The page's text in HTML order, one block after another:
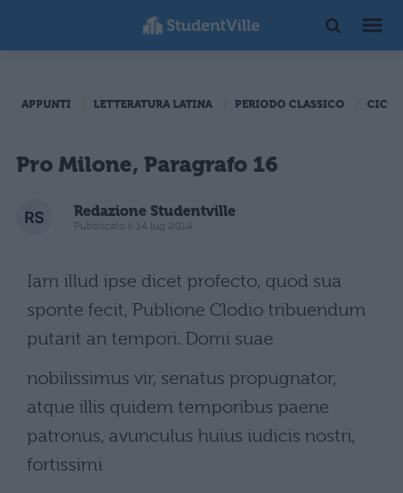
APPUNTI LETTERATURA LATINA PERIODO CLASSICO
Pro Milone, Paragrafo 16
Redazione Studentville
Pubblicato il 14 lug 2014
Iam illud ipse dicet profecto, quod sua
sponte fecit, Publione Clodio tribuendum
putarit an tempori. Domi suae
nobilissimus vir, senatus propugnator,
atque illis quidem temporibus paene
patronus, avunculus huius iudicis nostri,
fortissimi